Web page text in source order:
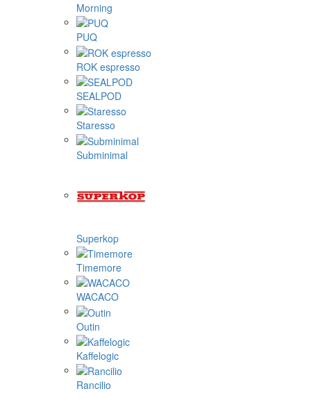
Morning
PUQ
ROK espresso
SEALPOD
Staresso
Subminimal
Superkop
Timemore
WACACO
Outin
Kaffelogic
Rancilio